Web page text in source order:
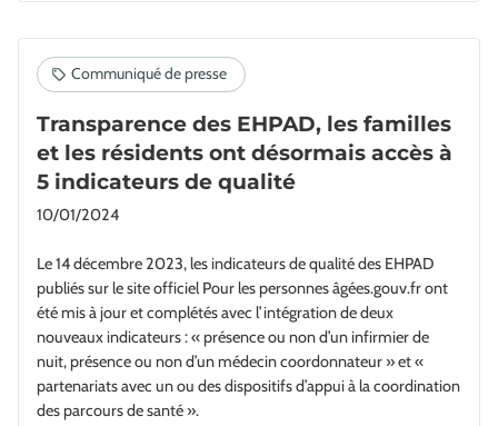
Transparence des EHPAD, les familles
et les résidents ont désormais accès à
5 indicateurs de qualité
10/01/2024
Le 14 décembre 2023, les indicateurs de qualité des EHPAD
publiés sur le site officiel Pour les personnes âgées.gouv.fr ont
été mis à jour et complétés avec l’intégration de deux
nouveaux indicateurs : « présence ou non d’un infirmier de
nuit, présence ou non d’un médecin coordonnateur » et «
partenariats avec un ou des dispositifs d’appui à la coordination
des parcours de santé ».